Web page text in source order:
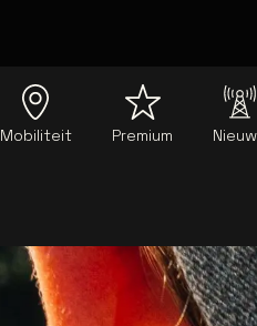
Mobiliteit Premium